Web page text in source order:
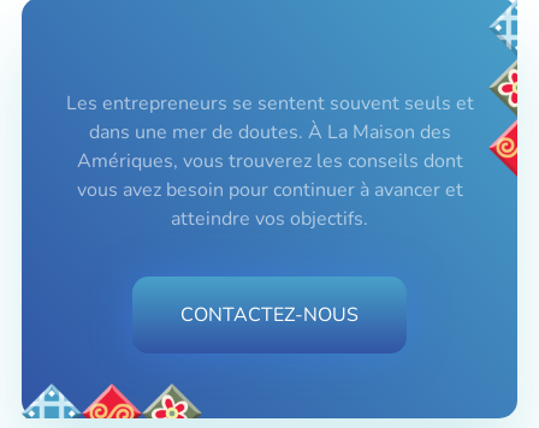
Les entrepreneurs se sentent souvent seuls et
dans une mer de doutes. À La Maison des
Amériques, vous trouverez les conseils dont
vous avez besoin pour continuer à avancer et
atteindre vos objectifs.
CONTACTEZ-NOUS